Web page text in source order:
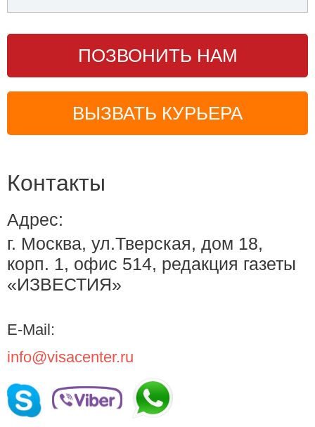
ПОЗВОНИТЬ НАМ
ВЫЗВАТЬ КУРЬЕРА
Контакты
Адрес:
г. Москва, ул.Тверская, дом 18,
корп. 1, офис 514, редакция газеты
«ИЗВЕСТИЯ»
E-Mail:
info@visacenter.ru